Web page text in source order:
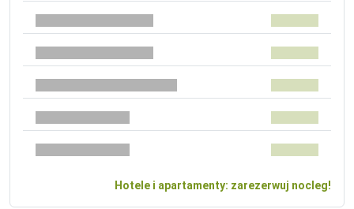
Hotele i apartamenty: zarezerwuj nocleg!